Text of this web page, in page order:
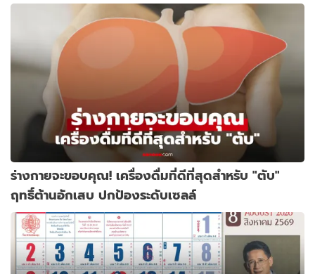
ร่างกายจะขอบคุณ! เครื่องดื่มที่ดีที่สุดสำหรับ "ตับ"
ฤทธิ์ต้านอักเสบ ปกป้องระดับเซลล์